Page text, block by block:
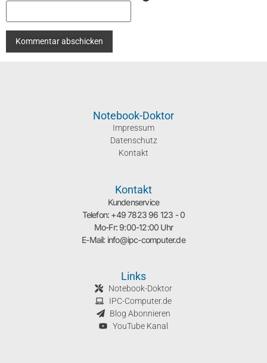
Notebook-Doktor
Impressum
Datenschutz
Kontakt
Kontakt
Kundenservice
Telefon: +49 7823 96 123 - 0
Mo-Fr: 9:00-12:00 Uhr
E-Mail: info@ipc-computer.de
Links
Notebook-Doktor
IPC-Computer.de
Blog Abonnieren
YouTube Kanal